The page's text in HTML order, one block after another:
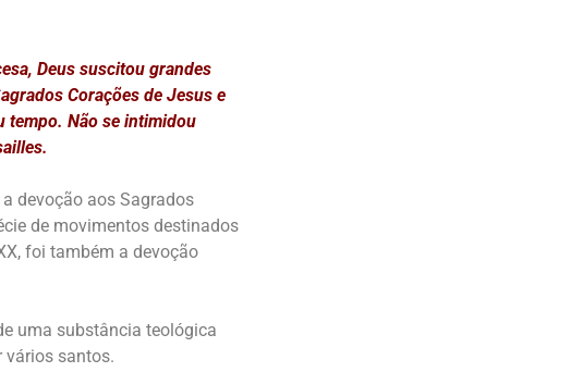
Deus suscitou grandes
Corações de Jesus e
tempo. Não se intimidou
devoção aos Sagrados
de movimentos destinados
foi também a devoção
uma substância teológica
vários santos.